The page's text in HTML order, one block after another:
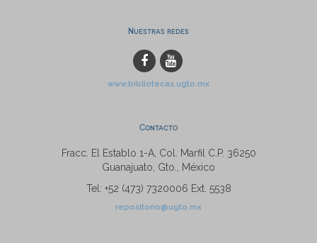
Nuestras redes
www.bibliotecas.ugto.mx
Contacto
Fracc. El Establo 1-A, Col. Marfil C.P. 36250
Guanajuato, Gto., México
Tel: +52 (473) 7320006 Ext. 5538
repositorio@ugto.mx